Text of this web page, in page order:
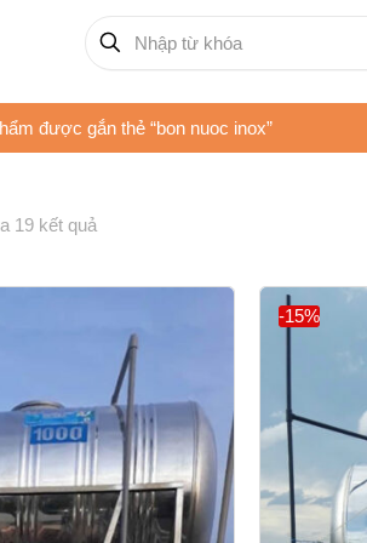
được gắn thẻ “bon nuoc inox”
19 kết quả
-15%